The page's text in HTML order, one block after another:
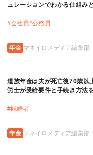
ュレーションでわかる仕組み
#会社員#公務員
年金 マネイロメディア編集部
遺族年金は夫が死亡後70歳以
労士が受給要件と手続き方法
#既婚者
年金 マネイロメディア編集部